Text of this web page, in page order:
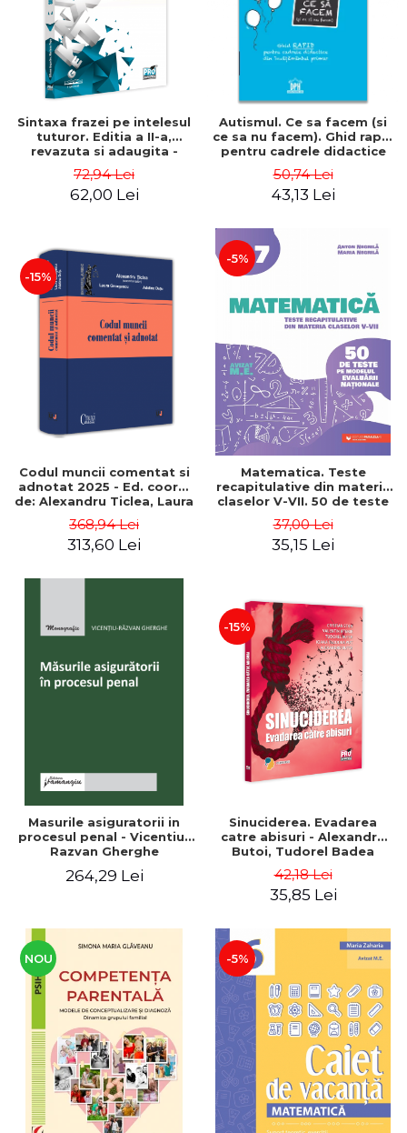
ADMINISTRATIVE
ȘTIINȚE ECONOMICE
ȘTIINȚE EXACTE
EDUCAȚIE FIZICĂ ȘI SPORT
PREUNIVERSITARIA
TIMP LIBER
ÎN CURS DE APARIȚIE
PACHETE DE STUDIU
ULTIMELE EXEMPLARE
Cum Cumpăr
Livrare
Politica de Retur
Formular de Retur
Distribuitori
Sintaxa frazei pe intelesul
tuturor. Editia a II-a,
revazuta si adaugita -
Popa
72,94 Lei
62,00 Lei
Autismul. Ce sa facem (si
ce sa nu facem). Ghid rapid
pentru cadrele didactice
Marco Pontis
50,74 Lei
43,13 Lei
-15%
Codul muncii comentat si
adnotat 2025 - Ed. coord.
de: Alexandru Ticlea, Laura
368,94 Lei
313,60 Lei
-5%
Matematica. Teste
recapitulative din materia
claselor V-VII. 50 de teste
Nationale - Anton Negrila,
Maria Negrila
37,00 Lei
35,15 Lei
Masurile asiguratorii in
procesul penal - Vicentiu-
Razvan Gherghe
264,29 Lei
-15%
Sinuciderea. Evadarea
catre abisuri - Alexandru
Butoi, Tudorel Badea
Valentin Iftenie, Ioana
Teodora Butoi-Put
42,18 Lei
35,85 Lei
NOU -5%